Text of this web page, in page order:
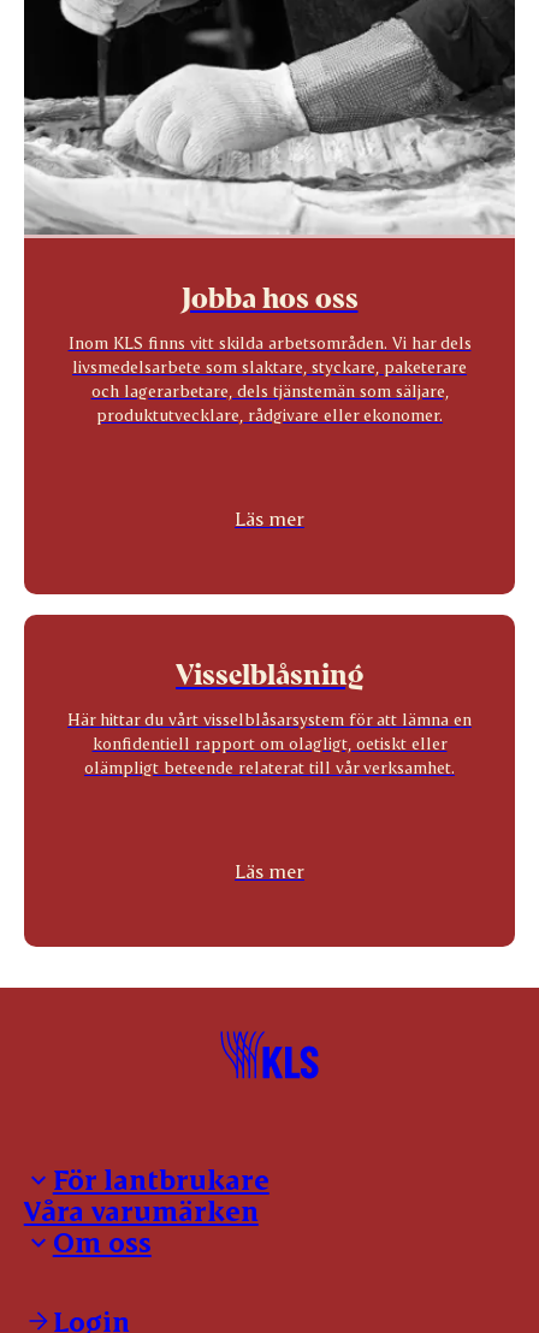
Jobba hos oss
Inom KLS finns vitt skilda arbetsområden. Vi har dels
livsmedelsarbete som slaktare, styckare, paketerare
och lagerarbetare, dels tjänstemän som säljare,
produktutvecklare, rådgivare eller ekonomer.
Läs mer
Visselblåsning
Här hittar du vårt visselblåsarsystem för att lämna en
konfidentiell rapport om olagligt, oetiskt eller
olämpligt beteende relaterat till vår verksamhet.
Läs mer
För lantbrukare
Inloggning för leverantörer
Notering
Förmedling
Våra varumärken
Om oss
Våra policies
Login